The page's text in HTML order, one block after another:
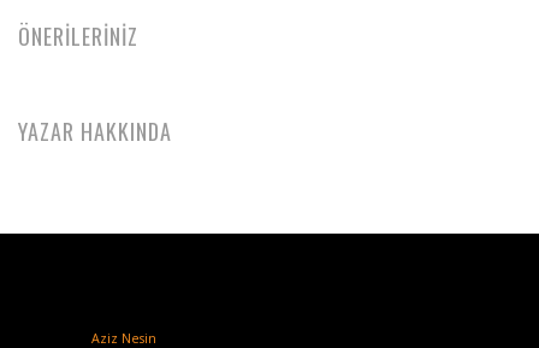
ÖNERİLERİNİZ
YAZAR HAKKINDA
Aziz Nesin